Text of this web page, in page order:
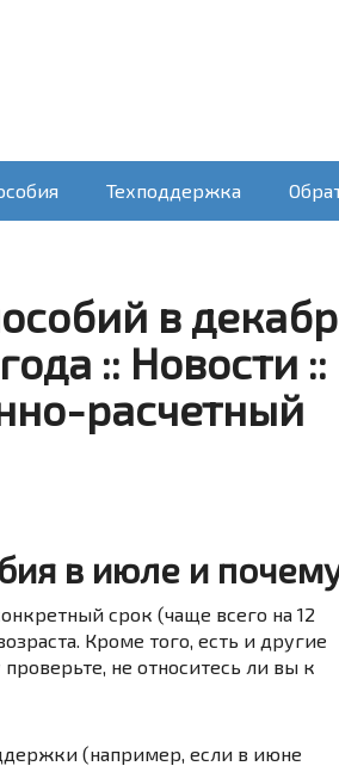
Техподдержка
в
:: Новости ::
расчетный
в июле и
срок (чаще всего на 12
Кроме того, есть и другие
не относитесь ли вы к
(например, если в июне